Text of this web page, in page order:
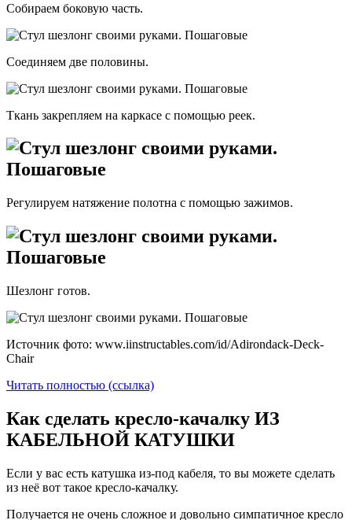
Собираем боковую часть.
Соединяем две половины.
Ткань закрепляем на каркасе с помощью реек.
Регулируем натяжение полотна с помощью зажимов.
Шезлонг готов.
Источник фото: www.iinstructables.com/id/Adirondack-Deck-
Chair
Читать полностью (ссылка)
Как сделать кресло-качалку ИЗ
КАБЕЛЬНОЙ КАТУШКИ
Если у вас есть катушка из-под кабеля, то вы можете сделать
из неё вот такое кресло-качалку.
Получается не очень сложное и довольно симпатичное кресло